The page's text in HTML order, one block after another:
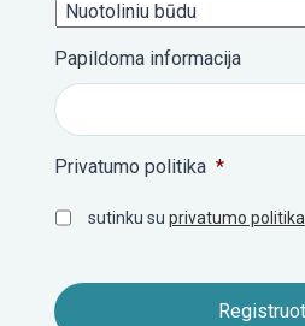
Papildoma informacija
Privatumo politika *
sutinku su privatumo politika